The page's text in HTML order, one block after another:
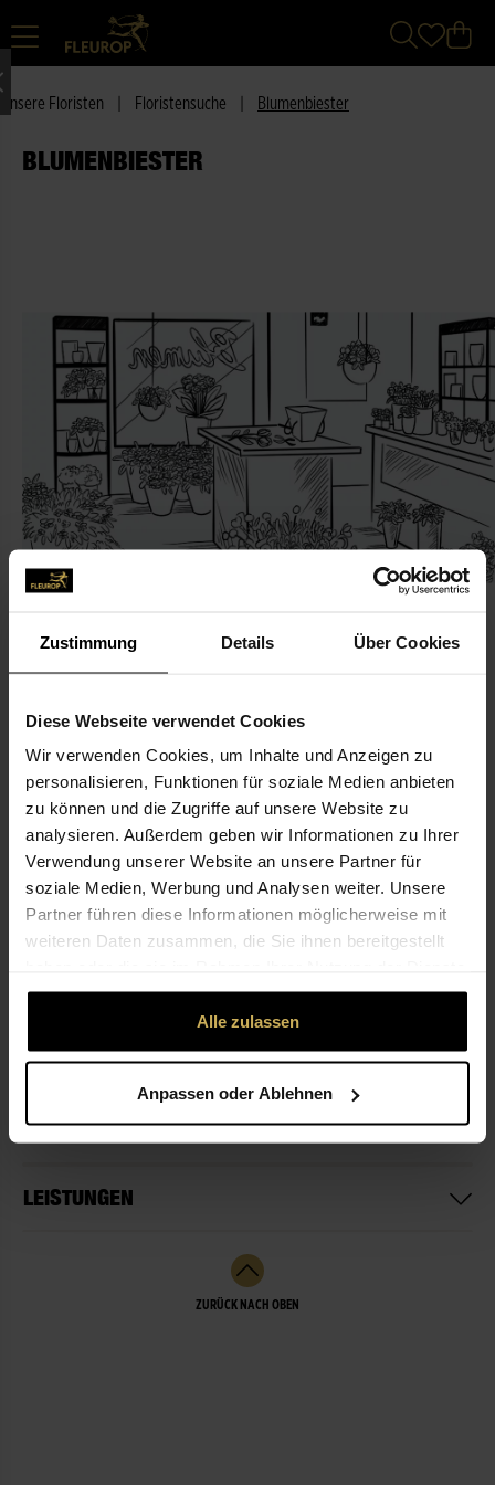
Zustimmung Details Über Cookies
Diese Webseite verwendet Cookies
Wir verwenden Cookies, um Inhalte und Anzeigen zu
personalisieren, Funktionen für soziale Medien anbieten
zu können und die Zugriffe auf unsere Website zu
analysieren. Außerdem geben wir Informationen zu Ihrer
Verwendung unserer Website an unsere Partner für
soziale Medien, Werbung und Analysen weiter. Unsere
Partner führen diese Informationen möglicherweise mit
weiteren Daten zusammen, die Sie ihnen bereitgestellt
gesammelt haben.
Alle zulassen
Anpassen oder Ablehnen
Unsere Floristen Floristensuche Blumenbiester
BLUMENBIESTER
KONTAKT
Blumenbiester
Gabriel, Rainer
Malchower Weg 75
13053 Berlin
030-9869 76 62
hello@blumenbiester.de
ÖFFNUNGSZEITEN
NICHT LIEFERBEREIT
LEISTUNGEN
ZURÜCK NACH OBEN